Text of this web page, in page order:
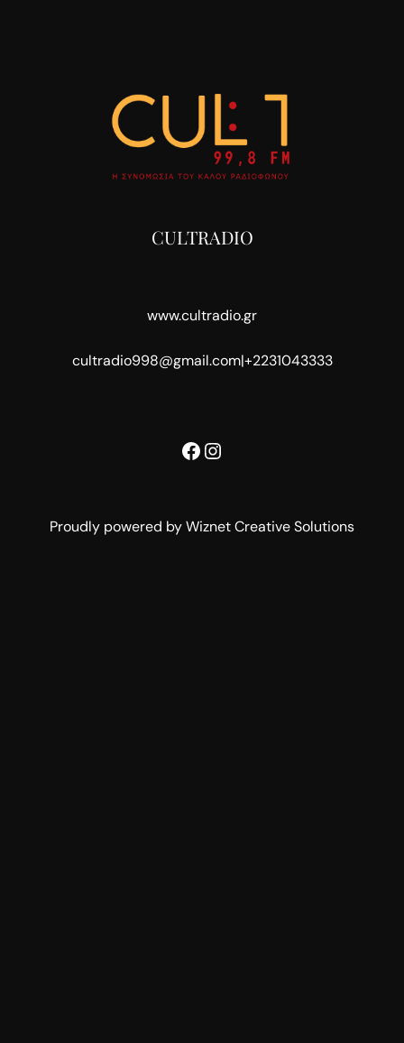
CULTRADIO
www.cultradio.gr
cultradio998@gmail.com|+2231043333
Facebook
Instagram
Proudly powered by Wiznet Creative Solutions